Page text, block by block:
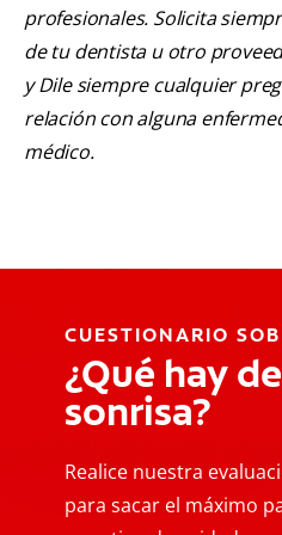
profesionales. Solicita
de tu dentista u otro
y Dile siempre cualquier
relación con alguna
médico.
CUESTIONARIO
¿Qué hay
sonrisa?
Realice nuestra
para sacar el máximo